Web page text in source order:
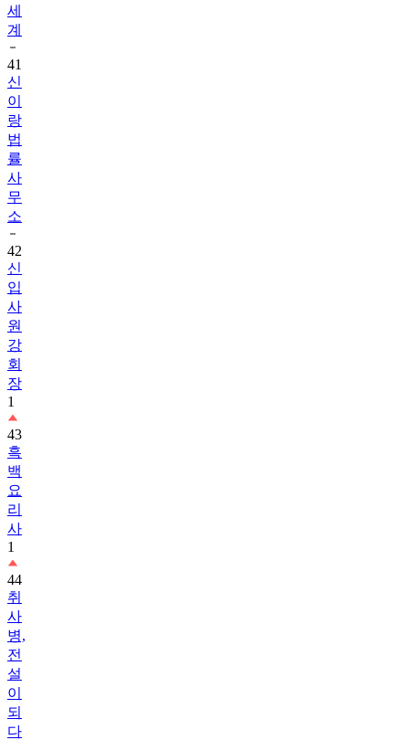
세
계
41
신
이
랑
법
률
사
무
소
42
신
입
사
원
강
회
장
1
43
흑
백
요
리
사
1
44
취
사
병,
전
설
이
되
다